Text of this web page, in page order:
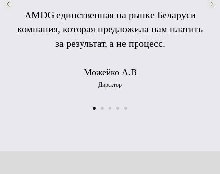
AMDG единственная на рынке Беларуси
компания, которая предложила нам платить
за результат, а не процесс.
Можейко А.В
Директор